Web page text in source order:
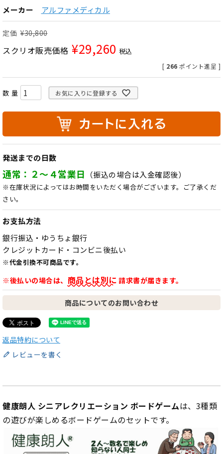
メーカー
アルファメディカル
定価 ¥30,800
スクリオ販売価格 ¥29,260 税込
[ 266 ポイント進呈 ]
お気に入りに登録する
発送までの日数
通常：２～４営業日 （振込の場合は入金確認後）
※在庫状況によってはお時間をいただく場合がございます。ご了承くだ
さい。
お支払方法
銀行振込・ゆうちょ銀行
クレジットカード・コンビニ後払い
※代金引換不可商品です。
※後払いの場合は、 商品とは別に 請求書が届きます。
商品についてのお問い合わせ
返品特約について
レビューを書く
健康朗人 シニアレクリエーション ボードゲームは、3種類
の遊びが楽しめるボードゲームのセットです。